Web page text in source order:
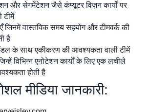
और सेगमेंटेशन जैसे कंप्यूटर विज़न कार्यों पर
टीमें
जिनमें वास्तविक समय सहयोग और टीमवर्क की
है
के साथ एकीकरण की आवश्यकता वाली टीमें
विभिन्न एनोटेशन कार्यों के लिए एक लचीले
होती है
मीडिया जानकारी: